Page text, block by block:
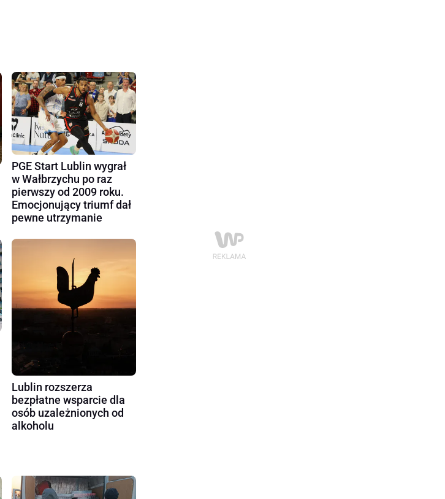
PGE Start Lublin wygrał
w Wałbrzychu po raz
pierwszy od 2009 roku.
Emocjonujący triumf dał
pewne utrzymanie
Lublin rozszerza
bezpłatne wsparcie dla
osób uzależnionych od
alkoholu